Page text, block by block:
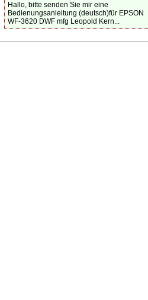
Hallo, bitte senden Sie mir eine
Bedienungsanleitung (deutsch)für EPSON
WF-3620 DWF mfg Leopold Kern...